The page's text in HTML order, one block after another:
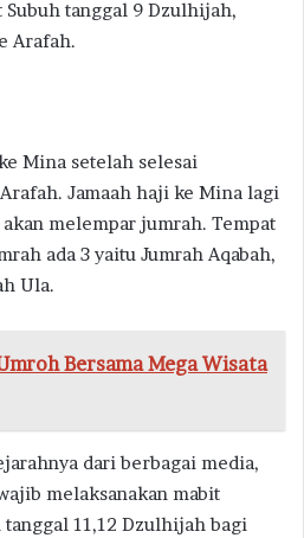
tanggal 9 Dzulhijah,
Arafah.
Mina setelah selesai
Jamaah haji ke Mina lagi
melempar jumrah. Tempat
ada 3 yaitu Jumrah Aqabah,
Ula.
Bersama Mega Wisata
dari berbagai media,
melaksanakan mabit
11,12 Dzulhijah bagi